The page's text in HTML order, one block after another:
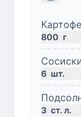
800 г
6 шт.
3 ст. л.